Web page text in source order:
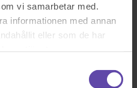
vi samarbetar med.
informationen med annan
eller som de har